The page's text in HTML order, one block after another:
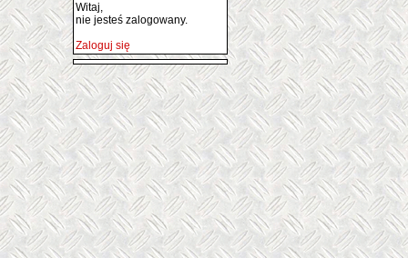
Witaj,
nie jesteś zalogowany.
Zaloguj się